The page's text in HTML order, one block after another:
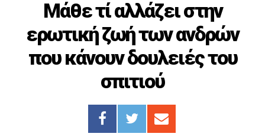
ΣΥΝΔΕΣΜΟΙ
Tv
Μάθε τί αλλάζει στην
ερωτική ζωή των ανδρών
που κάνουν δουλειές του
σπιτιού